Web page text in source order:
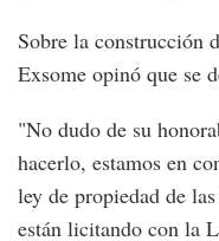
Sobre la construcción
Exsome opinó que se
"No dudo de su
hacerlo, estamos en
ley de propiedad de
están licitando con la